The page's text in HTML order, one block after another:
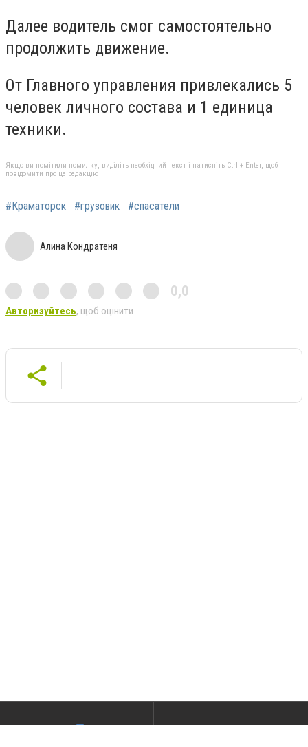
Далее водитель смог самостоятельно
продолжить движение.
От Главного управления привлекались 5
человек личного состава и 1 единица
техники.
Якщо ви помітили помилку, виділіть необхідний текст і натисніть Ctrl + Enter, щоб
повідомити про це редакцію
#Краматорск #грузовик #спасатели
Алина Кондратеня
0,0
Авторизуйтесь, щоб оцінити